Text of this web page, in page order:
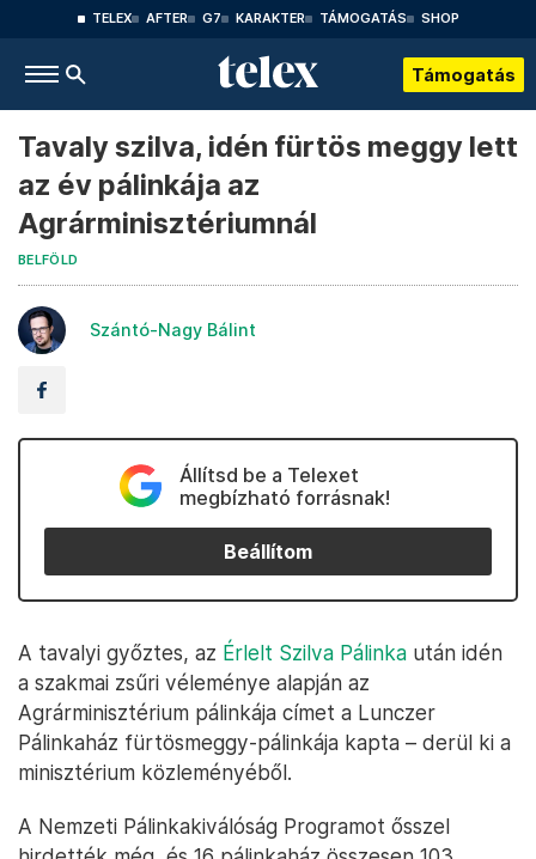
TELEX AFTER G7 KARAKTER TÁMOGATÁS SHOP
Támogatás
Tavaly szilva, idén fürtös meggy lett
az év pálinkája az
Agrárminisztériumnál
BELFÖLD
Szántó-Nagy Bálint
Állítsd be a Telexet
megbízható forrásnak!
Beállítom
A tavalyi győztes, az Érlelt Szilva Pálinka után idén
a szakmai zsűri véleménye alapján az
Agrárminisztérium pálinkája címet a Lunczer
Pálinkaház fürtösmeggy-pálinkája kapta – derül ki a
minisztérium közleményéből.
A Nemzeti Pálinkakiválóság Programot ősszel